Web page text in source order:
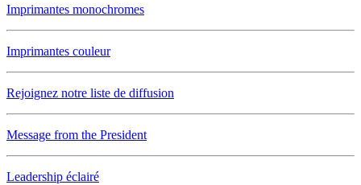
Imprimantes monochromes
Imprimantes couleur
Rejoignez notre liste de diffusion
Message from the President
Leadership éclairé